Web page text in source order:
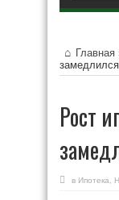
Главная
замедлился
Рост
в Ипотека